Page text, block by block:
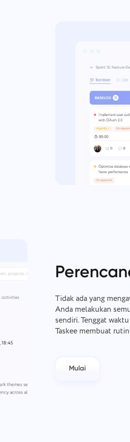
Tidak ada yang
Anda melakukan
sendiri. Tenggat
Taskee membuat
Mulai